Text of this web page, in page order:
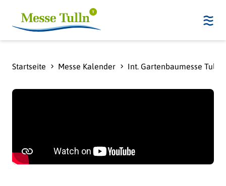
Startseite Messe Kalender Int. Gartenbaumesse Tulln